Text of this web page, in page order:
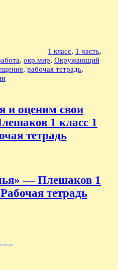
1 класс, 1 часть,
, окр.мир, Окружающий
, рабочая тетрадь,
и оценим свои
1 класс 1
тетрадь
— Плешаков 1
тетрадь